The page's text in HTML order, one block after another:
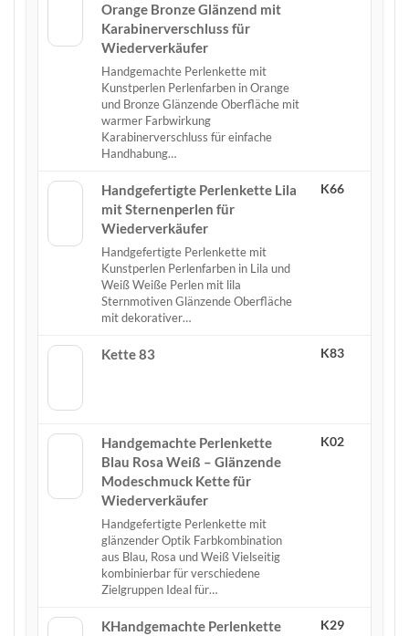
Orange Bronze Glänzend mit
Karabinerverschluss für
Wiederverkäufer
Handgemachte Perlenkette mit
Kunstperlen Perlenfarben in Orange
und Bronze Glänzende Oberfläche mit
warmer Farbwirkung
Karabinerverschluss für einfache
Handhabung…
Handgefertigte Perlenkette Lila
mit Sternenperlen für
Wiederverkäufer
Handgefertigte Perlenkette mit
Kunstperlen Perlenfarben in Lila und
Weiß Weiße Perlen mit lila
Sternmotiven Glänzende Oberfläche
mit dekorativer…
K66
Kette 83 K83
Handgemachte Perlenkette
Blau Rosa Weiß – Glänzende
Modeschmuck Kette für
Wiederverkäufer
Handgefertigte Perlenkette mit
glänzender Optik Farbkombination
aus Blau, Rosa und Weiß Vielseitig
kombinierbar für verschiedene
Zielgruppen Ideal für…
K02
KHandgemachte Perlenkette
K29